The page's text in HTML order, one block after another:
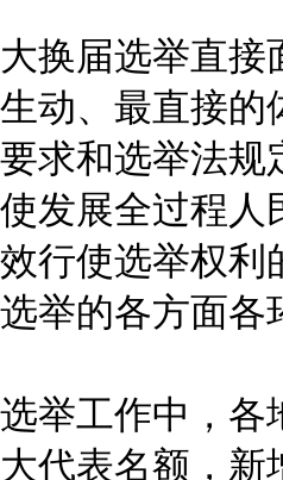
届选举直接
动、最直接
求和选举法
发展全过程
行使选举权
举的各方面各
工作中，各
代表名额，